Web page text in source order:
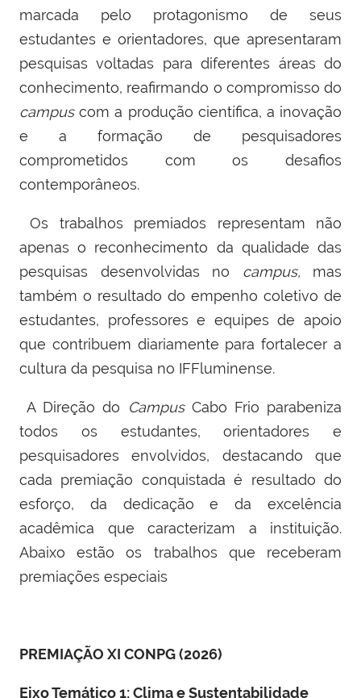
marcada pelo protagonismo de seus
estudantes e orientadores, que apresentaram
pesquisas voltadas para diferentes áreas do
conhecimento, reafirmando o compromisso do
campuscom a produção científica, a inovação
e a formação de pesquisadores
comprometidos com os desafios
contemporâneos.
Os trabalhos premiados representam não
apenas o reconhecimento da qualidade das
pesquisas desenvolvidas no campus, mas
também o resultado do empenho coletivo de
estudantes, professores e equipes de apoio
que contribuem diariamente para fortalecer a
cultura da pesquisa no IFFluminense.
A Direção do CampusCabo Frio parabeniza
todos os estudantes, orientadores e
pesquisadores envolvidos, destacando que
cada premiação conquistada é resultado do
esforço, da dedicação e da excelência
acadêmica que caracterizam a instituição.
Abaixo estão os trabalhos que receberam
premiações especiais
PREMIAÇÃO XI CONPG (2026)
Eixo Temático 1: Clima e Sustentabilidade